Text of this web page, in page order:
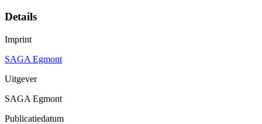
Details
Imprint
SAGA Egmont
Uitgever
SAGA Egmont
Publicatiedatum